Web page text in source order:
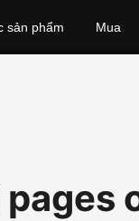
sản phẩm Mua